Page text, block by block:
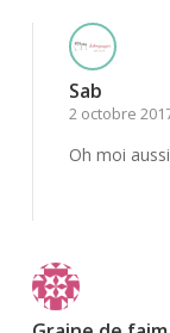
Sab
2 octobre
Oh moi